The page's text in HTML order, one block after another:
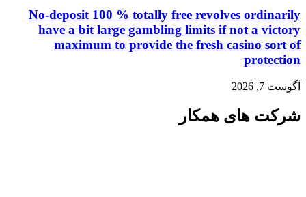
No-deposit 100 % totally free revolves ordinarily
have a bit large gambling limits if not a victory
maximum to provide the fresh casino sort of
protection
آگوست 7, 2026
شرکت های همکار